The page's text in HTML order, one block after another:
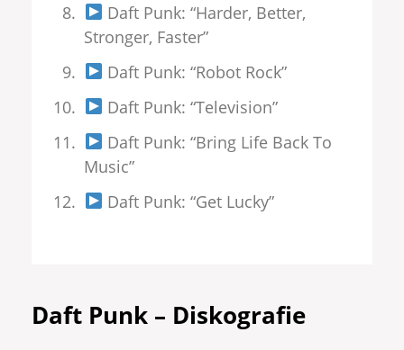
Daft Punk: “Harder, Better,
Stronger, Faster”
Daft Punk: “Robot Rock”
Daft Punk: “Television”
Daft Punk: “Bring Life Back To
Music”
Daft Punk: “Get Lucky”
Daft Punk – Diskografie